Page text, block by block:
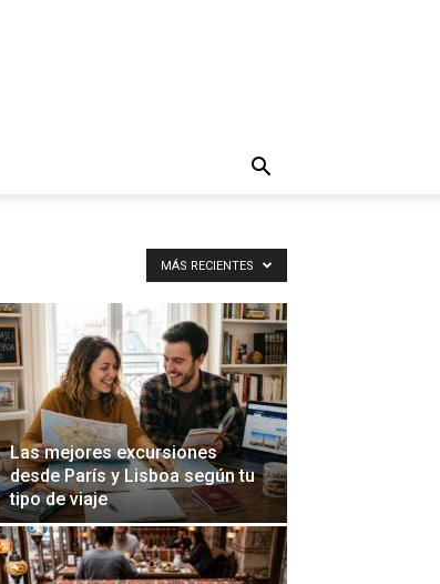
MÁS RECIENTES
Las mejores excursiones
desde París y Lisboa según tu
tipo de viaje